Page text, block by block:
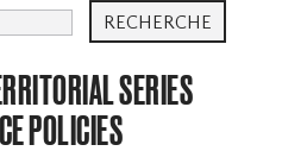
SERIES
POLICIES